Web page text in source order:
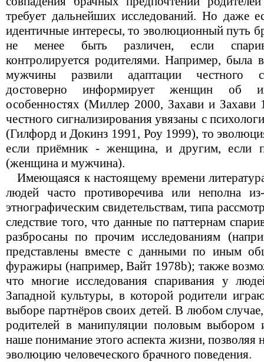
требует дальнейших исследований. Но даже
идентичные интересы, то эволюционный путь
не менее быть различен, если
контролируется родителями. Например, была
мужчины развили адаптации честного
достоверно информирует женщин об
особенностях (Миллер 2000, Захави и Захави
честного сигнализирования увязаны с
(Гилфорд и Докинз 1991, Роу 1999), то
если приёмник - женщина, и другим, если
(женщина и мужчина).
Имеющаяся к настоящему времени
людей часто противоречива или неполна
этнографическим свидетельствам, типа
следствие того, что данные по паттернам
разбросаны по прочим исследованиям
представлены вместе с данными по иным
фуражиры (например, Вайт 1978b); также
что многие исследования спаривания у
Западной культуры, в которой родители
выборе партнёров своих детей. В любом
родителей в манипуляции половым выбором
наше понимание этого аспекта жизни, позволяя
эволюцию человеческого брачного поведения.